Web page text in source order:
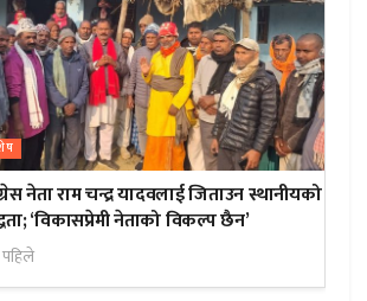
नेता राम चन्द्र यादवलाई जिताउन स्थानीयको
‘विकासप्रेमी नेताको विकल्प छैन’